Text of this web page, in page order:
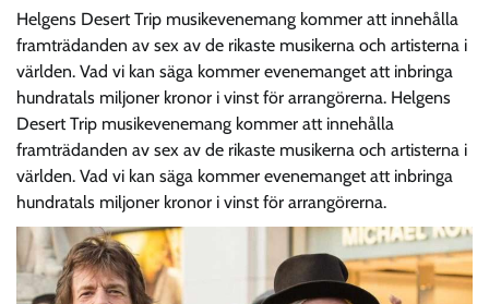
Helgens Desert Trip musikevenemang kommer att innehålla
framträdanden av sex av de rikaste musikerna och artisterna i
världen. Vad vi kan säga kommer evenemanget att inbringa
hundratals miljoner kronor i vinst för arrangörerna. Helgens
Desert Trip musikevenemang kommer att innehålla
framträdanden av sex av de rikaste musikerna och artisterna i
världen. Vad vi kan säga kommer evenemanget att inbringa
hundratals miljoner kronor i vinst för arrangörerna.